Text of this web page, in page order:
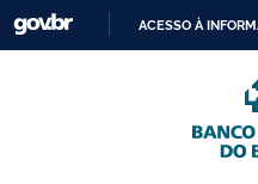
Skip to main content
ACESSO À